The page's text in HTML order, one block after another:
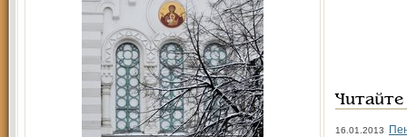
16.01.2013